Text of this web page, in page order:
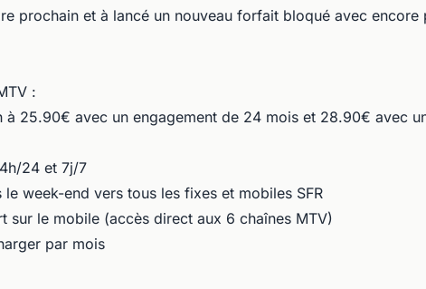
prochain et à lancé un nouveau forfait bloqué avec encore
:
à 25.90€ avec un engagement de 24 mois et 28.90€ avec
24 et 7j/7
week-end vers tous les fixes et mobiles SFR
sur le mobile (accès direct aux 6 chaînes MTV)
par mois